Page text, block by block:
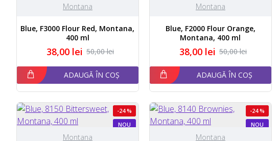
Montana
Blue, F3000 Flour Red, Montana,
400 ml
38,00 lei 50,00 lei
ADAUGĂ ÎN COȘ
Montana
Blue, F2000 Flour Orange,
Montana, 400 ml
38,00 lei 50,00 lei
ADAUGĂ ÎN COȘ
NOU
-24 %
Montana
NOU
-24 %
Montana